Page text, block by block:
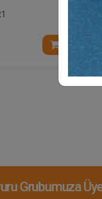
Grubumuza